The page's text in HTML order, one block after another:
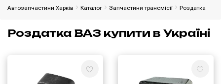
Автозапчастини Харків Каталог Запчастини трансмісії Роздатка
Роздатка ВАЗ купити в Україні